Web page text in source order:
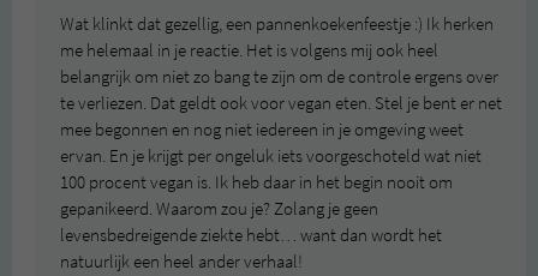
Wat klinkt dat gezellig, een pannenkoekenfeestje :) Ik herken
me helemaal in je reactie. Het is volgens mij ook heel
belangrijk om niet zo bang te zijn om de controle ergens over
te verliezen. Dat geldt ook voor vegan eten. Stel je bent er net
mee begonnen en nog niet iedereen in je omgeving weet
ervan. En je krijgt per ongeluk iets voorgeschoteld wat niet
100 procent vegan is. Ik heb daar in het begin nooit om
gepanikeerd. Waarom zou je? Zolang je geen
levensbedreigende ziekte hebt… want dan wordt het
natuurlijk een heel ander verhaal!